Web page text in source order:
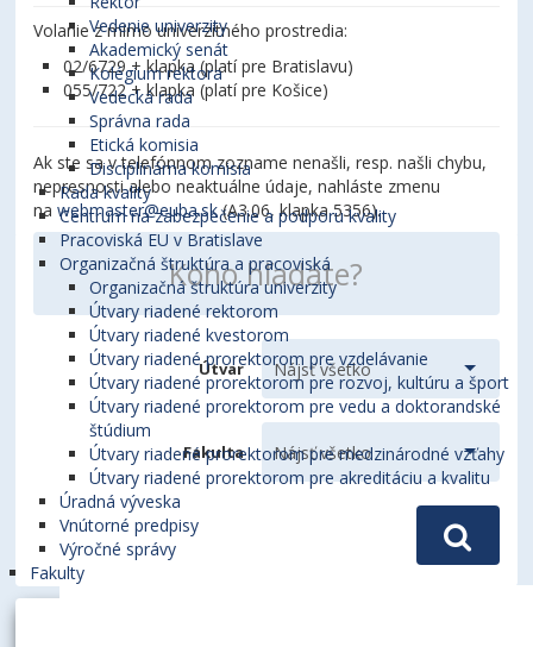
Vedenie univerzity
Akademický senát
Kolégium rektora
Vedecká rada
Správna rada
Etická komisia
Disciplinárna komisia
Rada kvality
Centrum na zabezpečenie a podporu kvality
Pracoviská EU v Bratislave
Organizačná štruktúra a pracoviská
Organizačná štruktúra univerzity
Útvary riadené rektorom
Útvary riadené kvestorom
Útvary riadené prorektorom pre vzdelávanie
Útvary riadené prorektorom pre rozvoj, kultúru a šport
Útvary riadené prorektorom pre vedu a doktorandské
štúdium
Útvary riadené prorektorom pre medzinárodné vzťahy
Útvary riadené prorektorom pre akreditáciu a kvalitu
Úradná výveska
Vnútorné predpisy
Výročné správy
Fakulty
Volanie z mimo univerzitného prostredia:
02/6729 + klapka (platí pre Bratislavu)
055/722 + klapka (platí pre Košice)
Ak ste sa v telefónnom zozname nenašli, resp. našli chybu,
nepresnosti alebo neaktuálne údaje, nahláste zmenu
nawebmaster@euba.sk(A3.06, klapka 5356).
Útvar
Fakulta